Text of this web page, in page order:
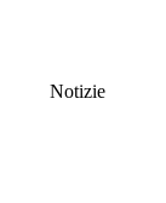
Notizie